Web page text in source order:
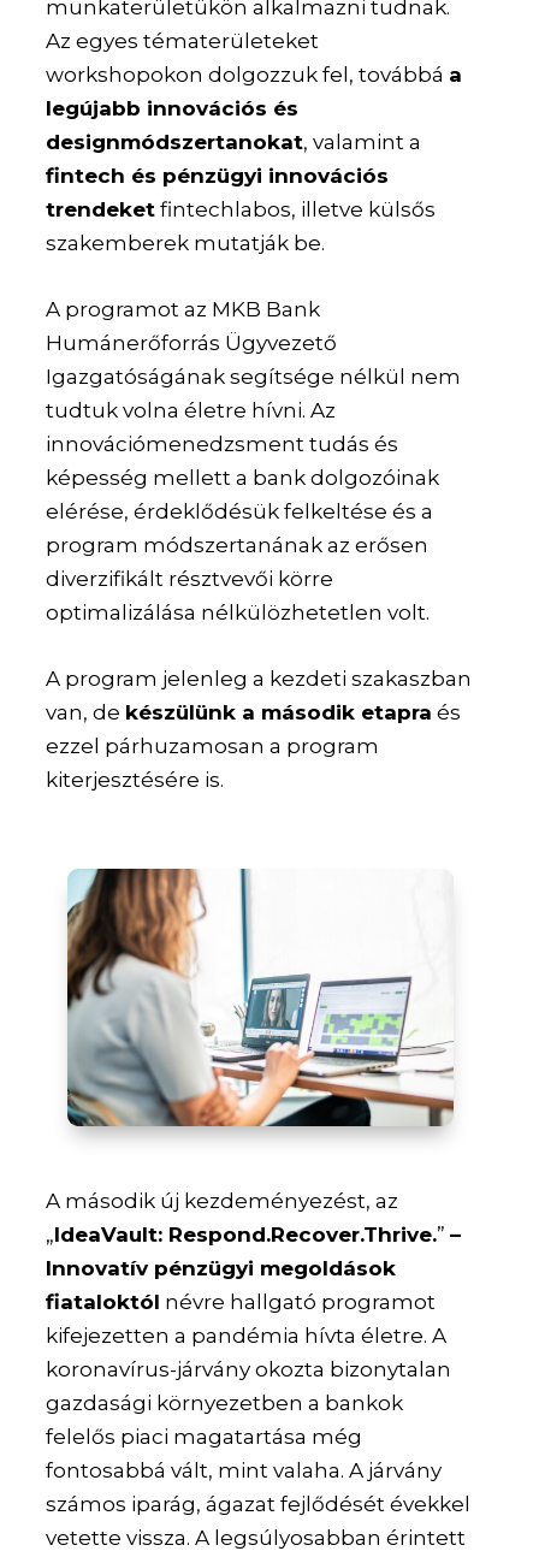
munkaterületükön alkalmazni tudnak.
Az egyes tématerületeket
workshopokon dolgozzuk fel, továbbá a
legújabb innovációs és
designmódszertanokat, valamint a
fintech és pénzügyi innovációs
trendeket fintechlabos, illetve külsős
szakemberek mutatják be.
A programot az MKB Bank
Humánerőforrás Ügyvezető
Igazgatóságának segítsége nélkül nem
tudtuk volna életre hívni. Az
innovációmenedzsment tudás és
képesség mellett a bank dolgozóinak
elérése, érdeklődésük felkeltése és a
program módszertanának az erősen
diverzifikált résztvevői körre
optimalizálása nélkülözhetetlen volt.
A program jelenleg a kezdeti szakaszban
van, de készülünk a második etapra és
ezzel párhuzamosan a program
kiterjesztésére is.
A második új kezdeményezést, az
„IdeaVault: Respond.Recover.Thrive.”–
Innovatív pénzügyi megoldások
fiataloktól névre hallgató programot
kifejezetten a pandémia hívta életre. A
koronavírus-járvány okozta bizonytalan
gazdasági környezetben a bankok
felelős piaci magatartása még
fontosabbá vált, mint valaha. A járvány
számos iparág, ágazat fejlődését évekkel
vetette vissza. A legsúlyosabban érintett